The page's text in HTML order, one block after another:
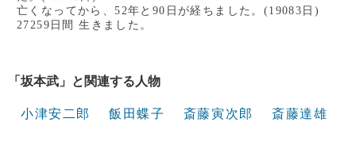
亡くなってから、52年と90日が経ちました。(19083日)
27259日間 生きました。
「坂本武」と関連する人物
小津安二郎 飯田蝶子 斎藤寅次郎 斎藤達雄